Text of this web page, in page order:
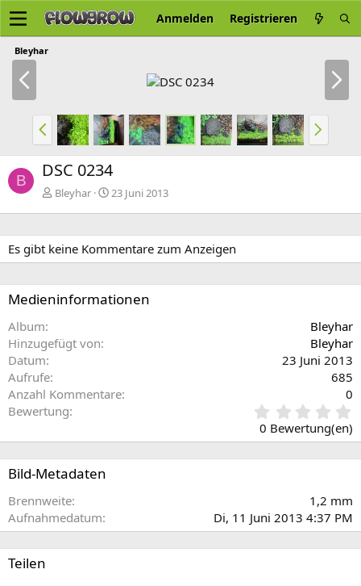
Anmelden Registrieren
Bleyhar
r
r
i
g
N
c
t
V
o
r
h
e
g
e
N
c
B DSC 0234
Bleyhar 23 Juni 2013
Es gibt keine Kommentare zum Anzeigen
Medieninformationen
Album
Bleyhar
Hinzugefügt von
Bleyhar
Datum
23 Juni 2013
Aufrufe
685
Anzahl Kommentare
0
Bewertung
0
n
0 Bewertung(en)
Bild-Metadaten
Brennweite
1,2 mm
Aufnahmedatum
Di, 11 Juni 2013 4:37 PM
Teilen